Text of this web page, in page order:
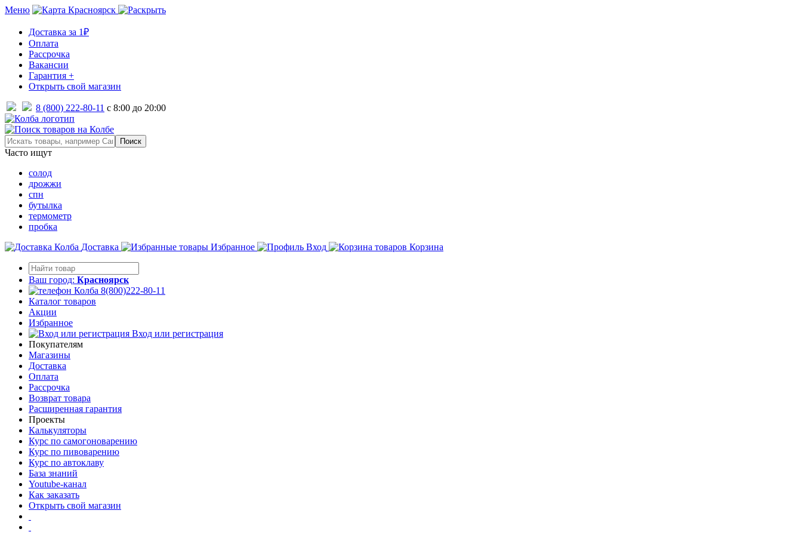
Меню Красноярск
Доставка за 1₽
Оплата
Рассрочка
Вакансии
Гарантия +
Открыть свой магазин
8 (800) 222-80-11 с 8:00 до 20:00
Часто ищут
солод
дрожжи
спн
бутылка
термометр
пробка
Доставка
Избранное Вход Корзина
Ваш город: Красноярск
8(800)222-80-11
Каталог товаров
Акции
Избранное
Вход или регистрация
Покупателям
Магазины
Доставка
Оплата
Рассрочка
Возврат товара
Расширенная гарантия
Проекты
Калькуляторы
Курс по самогоноварению
Курс по пивоварению
Курс по автоклаву
База знаний
Youtube-канал
Как заказать
Открыть свой магазин